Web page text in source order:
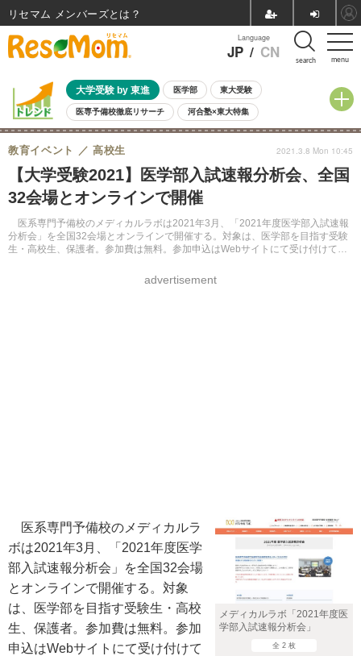
menu
Language
JP / CN search
大学受験 by 東進 医学部 東大受験
医専予備校徹底リサーチ 河合塾×東大特集
親子で考える大学選び 高校受験 中学受験 小学校受験
共通テスト 夏休み
8月開催イベント・WS 全国公立高校 過去問 人気記事
自由研究教材（小学生向け） 自由研究教材（中学生向け）
【大学受験2021】医学部入試速報分析会、全国
32会場とオンラインで開催
医系専門予備校のメディカルラボは2021年3月、「2021年度医学部入試速報
分析会」を全国32会場とオンラインで開催する。対象は、医学部を目指す受験
生・高校生、保護者。参加費は無料。参加申込はWebサイトにて受け付けてい
教育イベント 高校生
advertisement
2021.3.8 Mon 10:45
メディカルラボ「2021年度医
学部入試速報分析会」
全 2 枚
医系専門予備校のメディカルラ
ボは2021年3月、「2021年度医学
部入試速報分析会」を全国32会場
とオンラインで開催する。対象
は、医学部を目指す受験生・高校
生、保護者。参加費は無料。参加
申込はWebサイトにて受け付けて
リセマム メンバーズ